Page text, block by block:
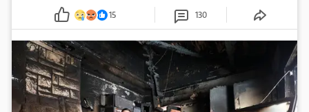
15 130